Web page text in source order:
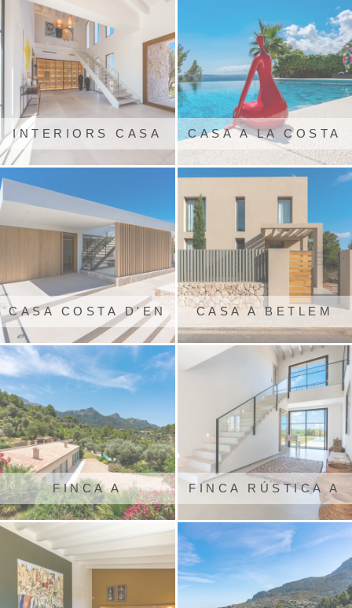
INTERIORS CASA
RÚSTICA A
SANTANYÍ
CASA A LA COSTA
DELS PINS
CASA COSTA D'EN
BLANES
CASA A BETLEM
FINCA A
ESTELLENCS
FINCA RÚSTICA A
SANTANYÍ